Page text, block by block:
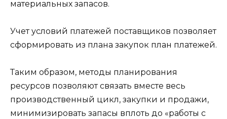
материальных запасов.
Учет условий платежей поставщиков позволяет
сформировать из плана закупок план платежей.
Таким образом, методы планирования
ресурсов позволяют связать вместе весь
производственный цикл, закупки и продажи,
минимизировать запасы вплоть до «работы с